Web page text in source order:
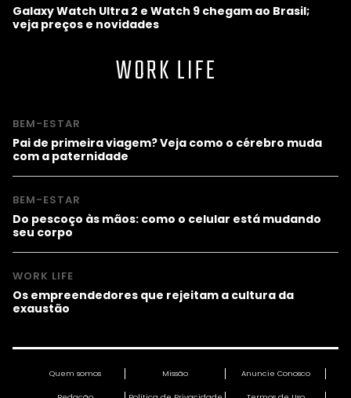
Galaxy Watch Ultra 2 e Watch 9 chegam ao Brasil;
veja preços e novidades
WORK LIFE
BEM-ESTAR
Pai de primeira viagem? Veja como o cérebro muda
com a paternidade
BEM-ESTAR
Do pescoço às mãos: como o celular está mudando
seu corpo
WORK LIFE
Os empreendedores que rejeitam a cultura da
exaustão
Quem somos Missão Anuncie Conosco